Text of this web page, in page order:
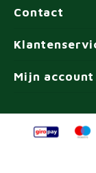
Contact
Mijn account